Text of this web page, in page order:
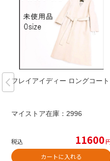
フレイアイディー ロングコート
マイストア在庫： 2996
税込 11600
カートに入れる